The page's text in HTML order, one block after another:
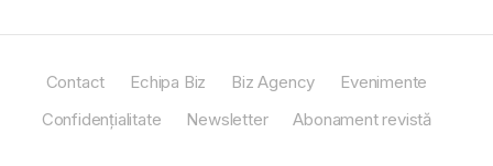
Contact Echipa Biz Biz Agency
Evenimente
Confidențialitate
Newsletter Abonament revistă